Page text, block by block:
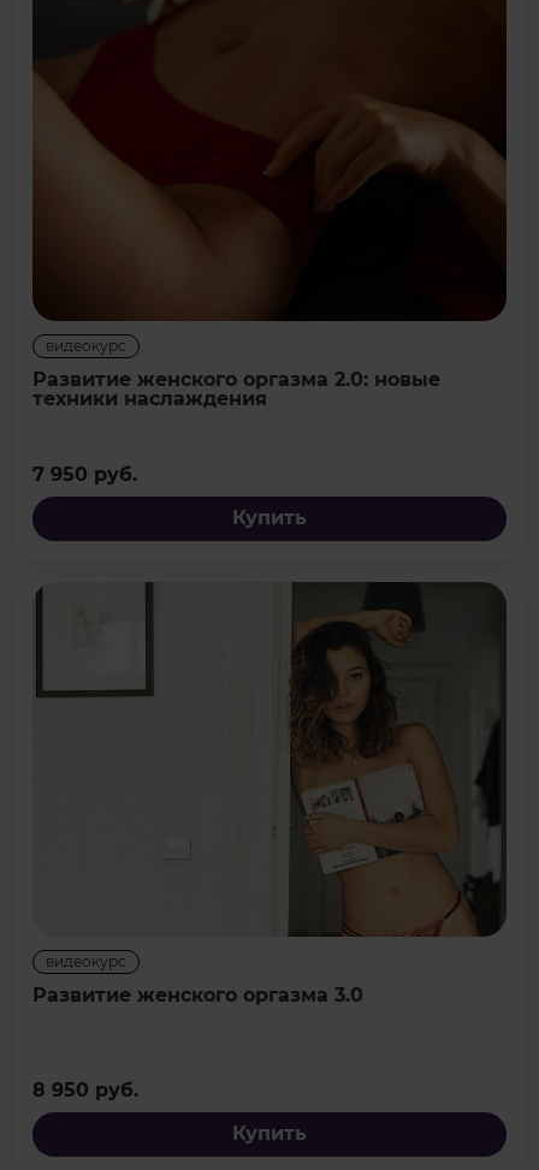
видеокурс
Развитие женского оргазма 2.0: новые
техники наслаждения
7 950 руб.
Купить
видеокурс
Развитие женского оргазма 3.0
8 950 руб.
Купить